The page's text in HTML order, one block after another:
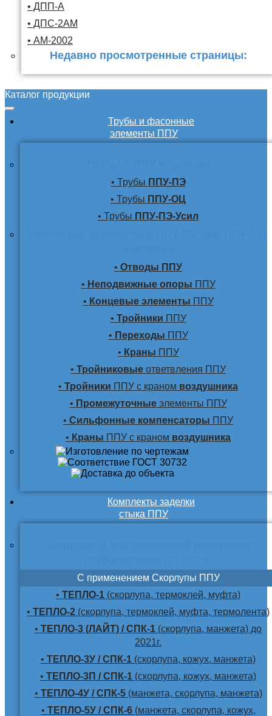
• ДПП-А
• ДПС-2АМ
• АМ-2002
Недавно просмотренные страницы:
Каталог продукции
Трубы и фасонные
элементы ППУ
• Трубы ППУ-ПЭ
• Трубы ППУ-ОЦ
• Трубы ППУ-ПЭ-Усил
• Отводы ППУ
• Неподвижные опоры ППУ
• Концевые элементы ППУ
• Тройники ППУ
• Переходы ППУ
• Краны ППУ
• Тройниковые ответвления ППУ
• Тройники ППУ с краном воздушника
• Промежуточныеэлементы ППУ
• Сильфонные компенсаторы ППУ
• Краны ППУ с краном воздушника
Комплекты заделки
стыка ППУ
С применением Скорлупы ППУ
• ТЕПЛО-1 (скорлупа, термоклей, муфта)
• ТЕПЛО-2 (скорлупа, термоклей, муфта, термолента)
• ТЕПЛО-3 (ЛАЙТ) / СПК-1 (скорлупа, манжета) до
2021г.
• ТЕПЛО-3У / СПК-1 (скорлупа, кожух, манжета)
• ТЕПЛО-3П / СПК-1 (скорлупа, кожух, манжета)
• ТЕПЛО-4У / СПК-5(манжета, скорлупа, манжета)
• ТЕПЛО-5У / СПК-6(манжета, скорлупа, кожух,